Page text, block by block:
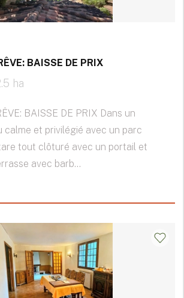
BAISSE DE PRIX
ha
BAISSE DE PRIX Dans un
calme et privilégié avec un parc
tout clôturé avec un portail et
avec barb...